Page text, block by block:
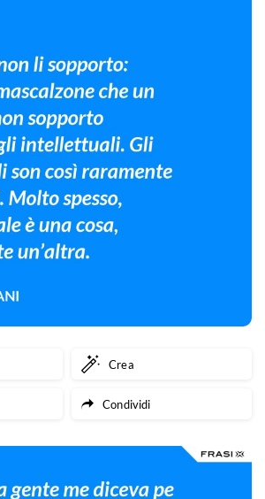
Crea
Condividi